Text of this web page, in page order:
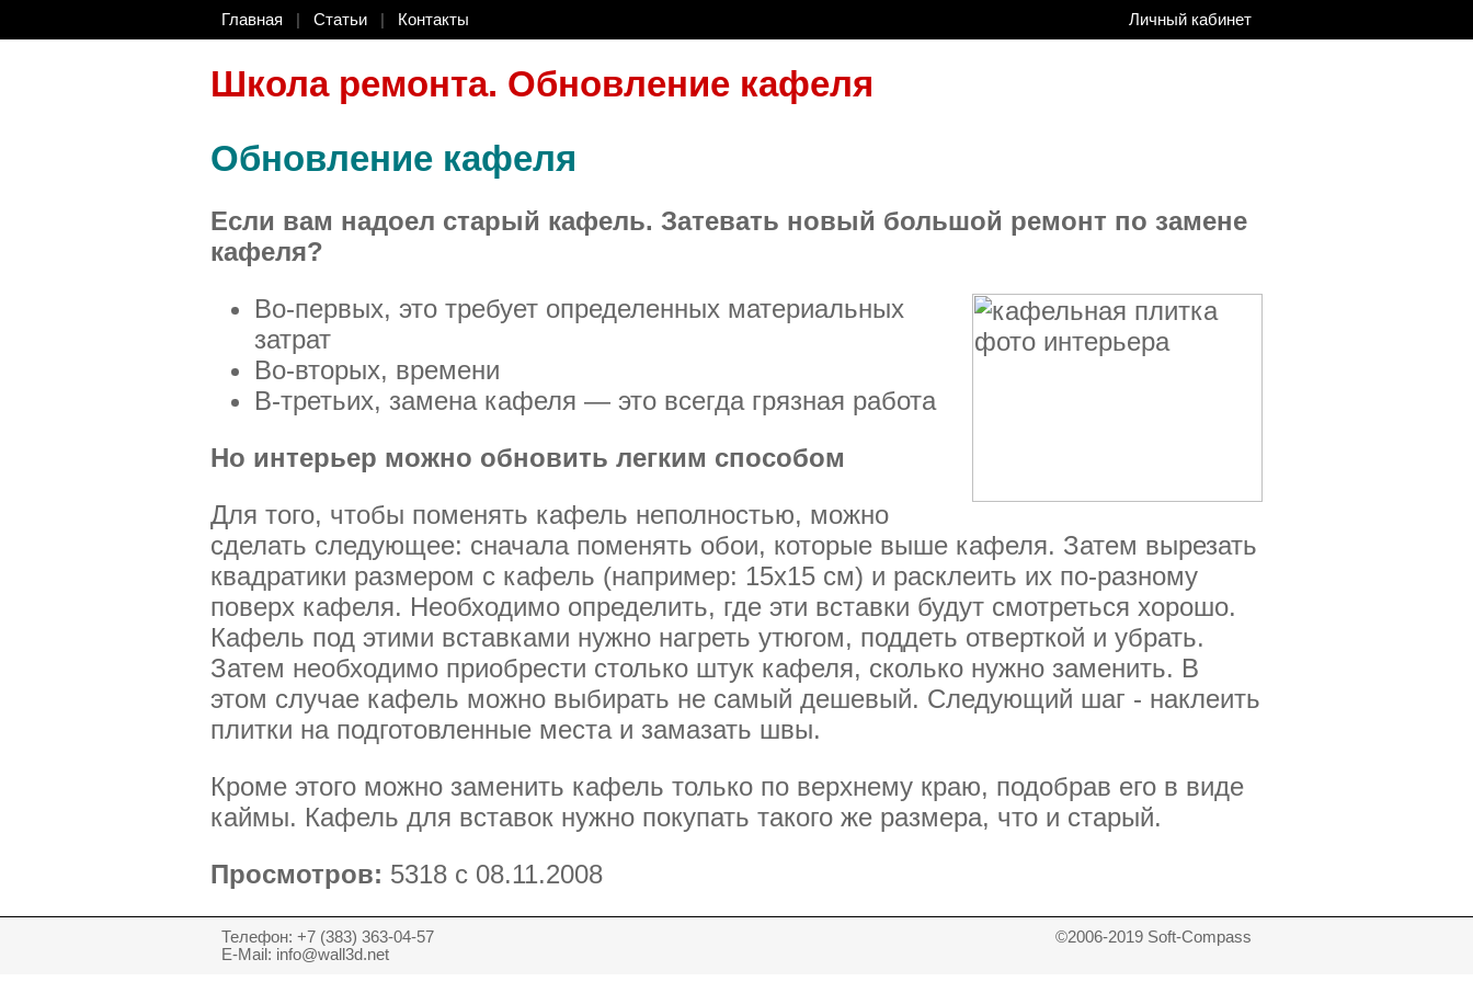
Главная Статьи Контакты Личный кабинет
Школа ремонта. Обновление кафеля
Обновление кафеля
Если вам надоел старый кафель. Затевать новый большой ремонт по замене
кафеля?
Во-первых, это требует определенных материальных
затрат
Во-вторых, времени
В-третьих, замена кафеля — это всегда грязная работа
Но интерьер можно обновить легким способом
Для того, чтобы поменять кафель неполностью, можно
сделать следующее: сначала поменять обои, которые выше кафеля. Затем вырезать
квадратики размером с кафель (например: 15х15 см) и расклеить их по-разному
поверх кафеля. Необходимо определить, где эти вставки будут смотреться хорошо.
Кафель под этими вставками нужно нагреть утюгом, поддеть отверткой и убрать.
Затем необходимо приобрести столько штук кафеля, сколько нужно заменить. В
этом случае кафель можно выбирать не самый дешевый. Следующий шаг - наклеить
плитки на подготовленные места и замазать швы.
Кроме этого можно заменить кафель только по верхнему краю, подобрав его в виде
каймы. Кафель для вставок нужно покупать такого же размера, что и старый.
Просмотров: 5318 с 08.11.2008
Телефон: +7 (383) 363-04-57
E-Mail: info@wall3d.net
©2006-2019 Soft-Compass